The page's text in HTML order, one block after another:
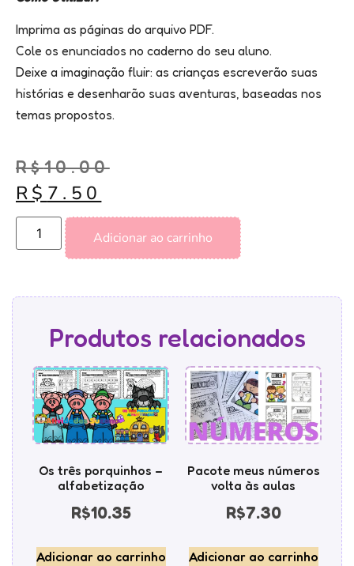
Imprima as páginas do arquivo PDF.
Cole os enunciados no caderno do seu aluno.
Deixe a imaginação fluir: as crianças escreverão suas
histórias e desenharão suas aventuras, baseadas nos
temas propostos.
R$10.00
R$ 7.50
Adicionar ao carrinho
Produtos relacionados
Os três porquinhos –
alfabetização
R$10.35
Adicionar ao carrinho
Pacote meus números
volta às aulas
R$7.30
Adicionar ao carrinho